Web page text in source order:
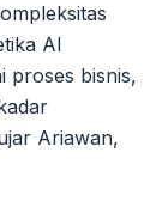
AI
proses bisnis,
Ariawan,